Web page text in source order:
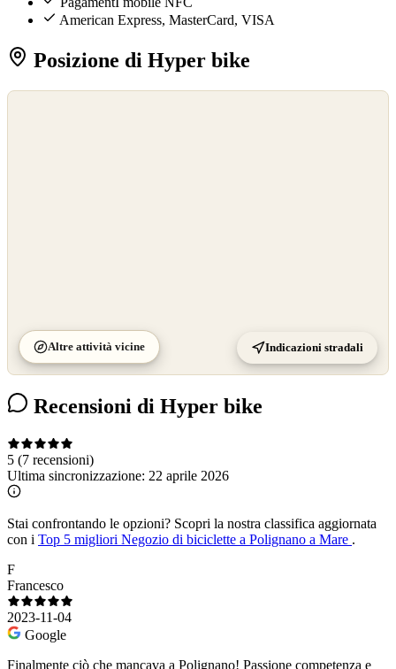
American Express, MasterCard, VISA
Posizione di Hyper bike
Altre attività vicine Indicazioni stradali
Recensioni di Hyper bike
5 (7 recensioni)
Ultima sincronizzazione: 22 aprile 2026
Stai confrontando le opzioni? Scopri la nostra classifica aggiornata
con i Top 5 migliori Negozio di biciclette a Polignano a Mare .
F
Francesco
2023-11-04
Google
Finalmente ciò che mancava a Polignano! Passione competenza e